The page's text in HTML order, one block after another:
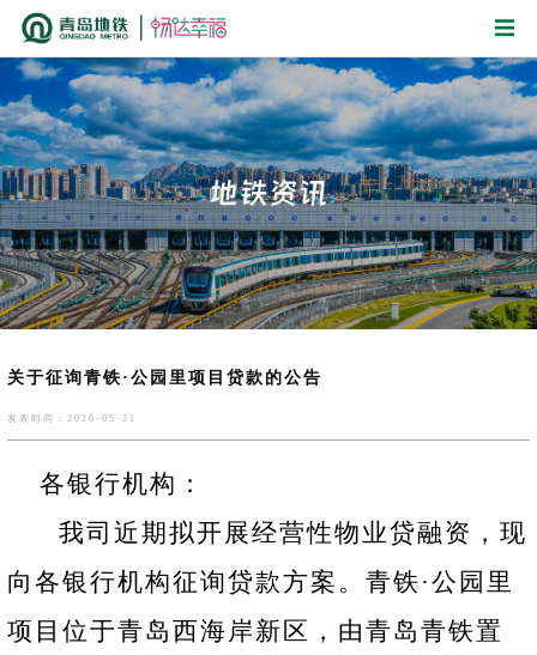
关于征询青铁·公园里项目贷款的公告
发表时间：2026-05-21
各银行机构：
我司近期拟开展经营性物业贷融资，现
向各银行机构征询贷款方案。青铁·公园里
项目位于青岛西海岸新区，由青岛青铁置